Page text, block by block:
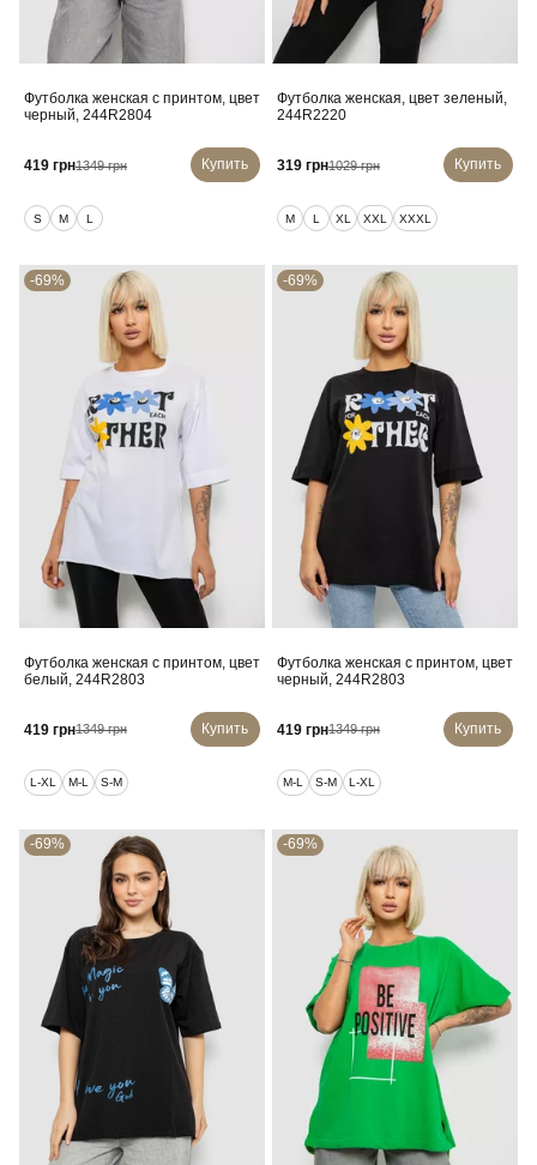
Футболка женская с принтом, цвет
черный, 244R2804
419 грн1349 грн Купить
S M L
Футболка женская, цвет зеленый,
244R2220
319 грн1029 грн Купить
M L XL XXL XXXL
-69%
Футболка женская с принтом, цвет
белый, 244R2803
419 грн1349 грн Купить
L-XL M-L S-M
-69%
Футболка женская с принтом, цвет
черный, 244R2803
419 грн1349 грн Купить
M-L S-M L-XL
-69% -69%